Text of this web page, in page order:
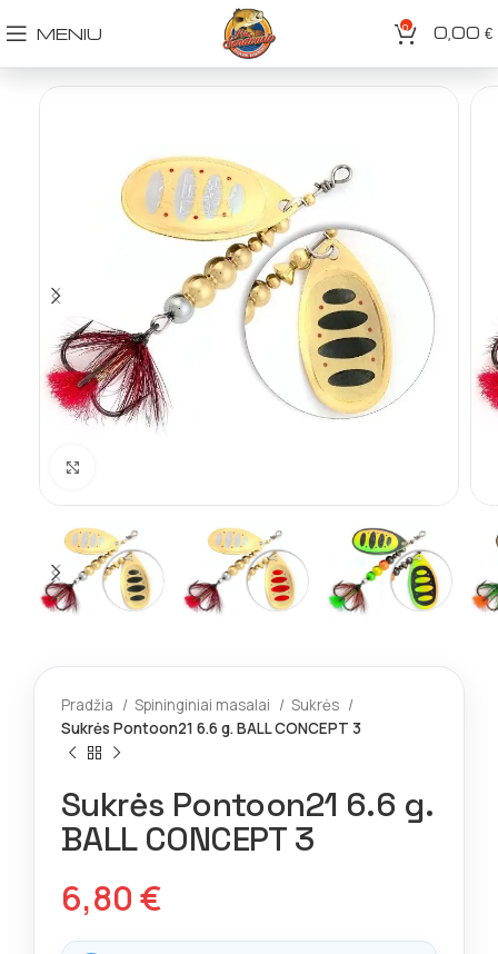
MENIU 0 0,00 €
Pradžia Spininginiai masalai
Sukrės
Sukrės Pontoon21 6.6 g. BALL CONCEPT 3
Sukrės Pontoon21 6.6 g.
BALL CONCEPT 3
6,80€